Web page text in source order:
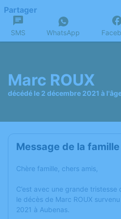
Partager
SMS WhatsApp
Marc ROUX
décédé le 2 décembre 2021 à
Message de la famille
Chère famille, chers amis,
C’est avec une grande tristesse
le décès de Marc ROUX
2021 à Aubenas.